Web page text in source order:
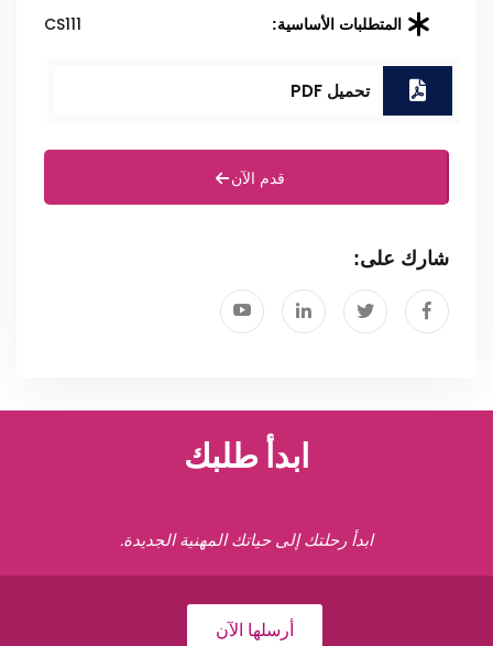
المتطلبات الأساسية: CS111
تحميل PDF
قدم الآن
شارك على:
ابدأ طلبك
ابدأ رحلتك إلى حياتك المهنية الجديدة.
أرسلها الآن